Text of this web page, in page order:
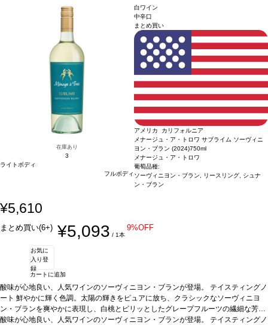
らかく、全体を支えている。３つをブレンドすることで、完璧なワインを造る。
イスティングノート柑橘類とトロピカルフルーツの風味が融和し、すっきりとした
酸味による爽やかなエキゾチックさが際立っている。アペリティフとして、また食
事に合わせても、想像を超える爽快感を感じる逸品。
合う料理シーフード、魚、
家きん、サラダ、チーズなどと好相性
葡萄品種シャルドネ 44%、モスカート・ア
レクサンドリア 34％、シュナン・ブラン22％ サスティナブル認証
ア・グリーン・メダル-サスティナブル・ワイングローイング、ビジネス・リーダー
シップ・アワード、カリフォルニア・サスティナブル・ワイナリー認証*本ヴィン
テージが在庫切れの場合、在庫があり価格が同様の場合は自動的に次のヴィンテー
ジに変更されます、ご了承ください。
品種を個別に収穫し、優しく破砕して低温発酵させることで、フレッシュさと個性
を保ち、ジューシーな果実のアロマを保持する。シャルドネはリッチでしっかりと
した味わいを持たせ、モスカートは野性的でエキゾチック、シュナン・ブランは柔
らかく、全体を支えている。３つをブレンドすることで、完璧なワインを造る。テ
イスティングノート
柑橘類とトロピカルフルーツの風味が融和し、すっきりとした
酸味による爽やかなエキゾチックさが際立っている。アペリティフとして、また食
事に合わせても、想像を超える爽快感を感じる逸品。
合う料理シーフード、魚、
家きん、サラダ、チーズなどと好相性
葡萄品種シャルドネ 44%、モスカート・ア
レクサンドリア 34％、シュナン・ブラン22％サスティナブル認証カリフォルニ
ア・グリーン・メダル-サスティナブル・ワイングローイング、ビジネス・リーダー
シップ・アワード、カリフォルニア・サスティナブル・ワイナリー認証*本ヴィン
テージが在庫切れの場合、在庫があり価格が同様の場合は自動的に次のヴィンテー
ジに変更されます、ご了承ください。
在庫あり
3
ライトボディ
フルボディ
白ワイン
中辛口
まとめ買い
アメリカ カリフォルニア
メナージュ・ア・トロワ サブライム ソーヴィニ
ヨン・ブラン (2024)750ml
メナージュ・ア・トロワ
葡萄品種:
ソーヴィニヨン・ブラン, リースリング, シュナ
ン・ブラン
¥5,610
まとめ買い(6+) ¥5,093 / 1本
9%OFF
お気に
入り登
録
カートに追加
酸味が心地良い、人気ワインのソーヴィニヨン・ブランが登場。 テイスティングノ
ート 鮮やかに輝く色調。太陽の輝きをピュアに放ち、クラシックなソーヴィニヨ
ン・ブランを爽やかに表現し、白桃とピリッとしたグレープフルーツの繊細な芳香
を伴う。口に含むと、ジューシーな青リンゴがエキゾチックなコブミカン、レモン
酸味が心地良い、人気ワインのソーヴィニヨン・ブランが登場。 テイスティングノ